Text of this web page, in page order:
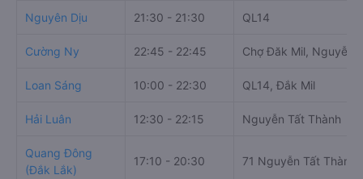
Nguyên Dịu 21:30 - 21:30 QL14
Cường Ny 22:45 - 22:45 Chợ Đăk Mil, Nguyễn
Loan Sáng 10:00 - 22:30 QL14, Đắk Mil
Hải Luân 12:30 - 22:15 Nguyễn Tất Thành
Quang Đông
(Đắk Lắk)
17:10 - 20:30 71 Nguyễn Tất Thành